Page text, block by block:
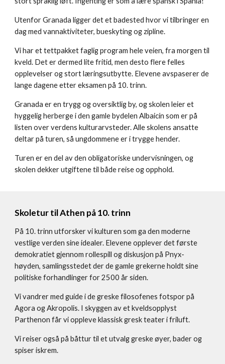
Utenfor Granada ligger det et badested hvor vi tilbringer en
dag med vannaktiviteter, bueskyting og zipline.
Vi har et tettpakket faglig program hele veien, fra morgen til
kveld. Det er dermed lite fritid, men desto flere felles
opplevelser og stort læringsutbytte. Elevene avspaserer de
lange dagene etter eksamen på 10. trinn.
Granada er en trygg og oversiktlig by, og skolen leier et
hyggelig herberge i den gamle bydelen Albaicín som er på
listen over verdens kulturarvsteder. Alle skolens ansatte
deltar på turen, så ungdommene er i trygge hender.
Turen er en del av den obligatoriske undervisningen, og
skolen dekker utgiftene til både reise og opphold.
Skoletur til Athen på 10. trinn
På 10. trinn utforsker vi kulturen som ga den moderne
vestlige verden sine idealer. Elevene opplever det første
demokratiet gjennom rollespill og diskusjon på Pnyx-
høyden, samlingsstedet der de gamle grekerne holdt sine
politiske forhandlinger for 2500 år siden.
Vi vandrer med guide i de greske filosofenes fotspor på
Agora og Akropolis. I skyggen av et kveldsopplyst
Parthenon får vi oppleve klassisk gresk teater i friluft.
Vi reiser også på båttur til et utvalg greske øyer, bader og
spiser iskrem.